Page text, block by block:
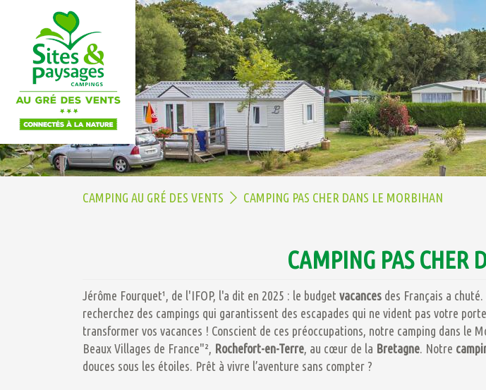
CAMPING AU GRÉ DES VENTS CAMPING PAS CHER DANS LE MORBIHAN
CAMPING PAS CHER
Jérôme Fourquet¹ , de l'IFOP, l'a dit en 2025 : le budget vacances des Français a
recherchez des campings qui garantissent des escapades qui ne vident pas votre
transformer vos vacances ! Conscient de ces préoccupations, notre camping dans le
Beaux Villages de France"² Rochefort-en-Terre , au cœur de la Bretagne . Notre
douces sous les étoiles. Prêt à vivre l’aventure sans compter ?